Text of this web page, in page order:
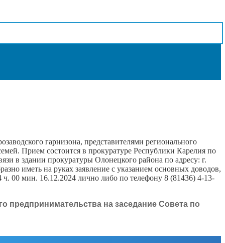
гарнизона, представителями регионального
Прием состоится в прокуратуре Республики Карелия по
в здании прокуратуры Олонецкого района по адресу: г.
иметь на руках заявление с указанием основных доводов,
00 мин. 16.12.2024 лично либо по телефону 8 (81436) 4-13-
предпринимательства на заседание Совета по